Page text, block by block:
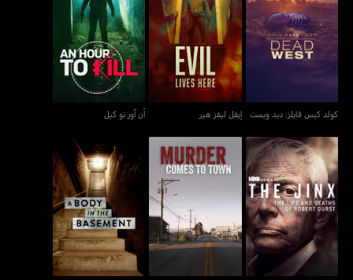
كولد كيس فايلز: ديد ويست
كولد كيس فايلز: ديد ويست
إيفل ليفز هير
إيفل ليفز هير
أن آور تو كيل
أن آور تو كيل
ذا جينكس: لايف أند ديث
أوف روبرت ديرست
ميردر كامز تو تاون إي بودي إن ذا بايزمنت